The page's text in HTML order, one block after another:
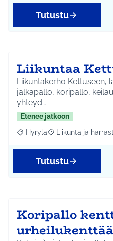
Tutustu
Liikuntaa
Liikuntakerho Kettuseen,
jalkapallo, koripallo,
yhteyd…
Etenee jatkoon
Rajaa tulokset aihepiirin
Hyrylä Rajaa tulokset
Liikunta ja
Tutustu
Koripallo